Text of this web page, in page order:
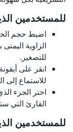
للمستخدمين
اضبط حجم
للتصغير.
انقر على
للاستماع إلى
اختر الجزء
القارئ التي
للمستخدمين